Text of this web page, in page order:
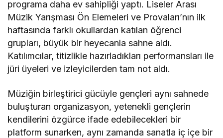
programa daha ev sahipliği yaptı. Liseler Arası
Müzik Yarışması Ön Elemeleri ve Provaları’nın ilk
haftasında farklı okullardan katılan öğrenci
grupları, büyük bir heyecanla sahne aldı.
Katılımcılar, titizlikle hazırladıkları performansları ile
jüri üyeleri ve izleyicilerden tam not aldı.
Müziğin birleştirici gücüyle gençleri aynı sahnede
buluşturan organizasyon, yetenekli gençlerin
kendilerini özgürce ifade edebilecekleri bir
platform sunarken, aynı zamanda sanatla iç içe bir